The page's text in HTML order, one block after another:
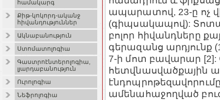
համակարգ
Քիթ-կոկորդ-ականջ
հիվանդություններ
Ակնաբանություն
Ստոմատոլոգիա
Գաստրոէնտերոլոգիա,
լյարդաբանություն
Ուրոլոգիա
Նեֆրոլոգիա
ապարատով, 23-ը ոչ
(գիպսակապով):
բոլոր հիվանդները
գերազանց արդյունք
7-ի մոտ բավարար
հետվնասվածքային
ամենահաջողված